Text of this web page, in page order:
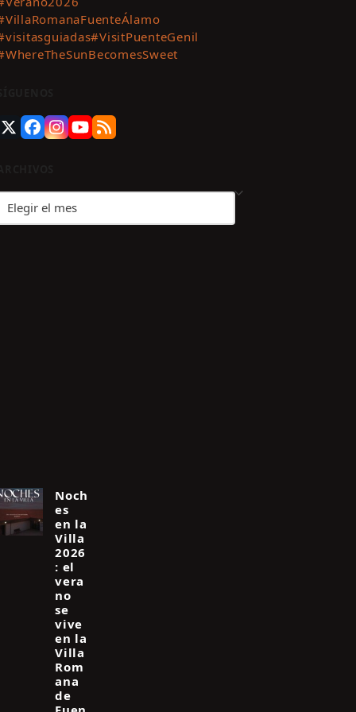
#VisitPuenteGenil
Twitter
Facebook
Instagram
YouTube
RSS
Archivos
Noch
es
en la
Villa
2026
: el
vera
no
se
vive
en la
Villa
Rom
ana
de